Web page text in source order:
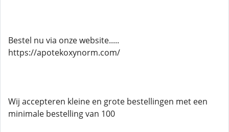
Bestel nu via onze website.....
https://apotekoxynorm.com/
Wij accepteren kleine en grote bestellingen met een
minimale bestelling van 100